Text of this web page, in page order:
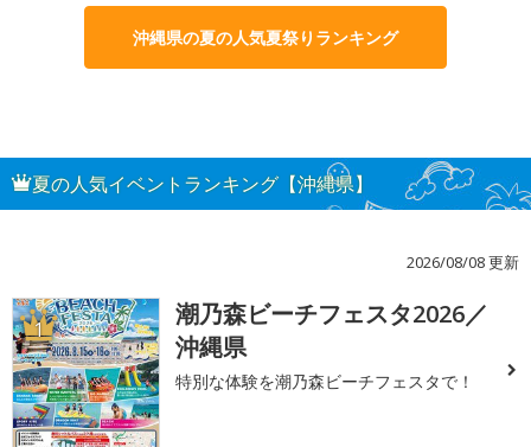
沖縄県の夏の人気夏祭りランキング
夏の人気イベントランキング【沖縄県】
2026/08/08 更新
1
潮乃森ビーチフェスタ2026／
沖縄県
特別な体験を潮乃森ビーチフェスタで！